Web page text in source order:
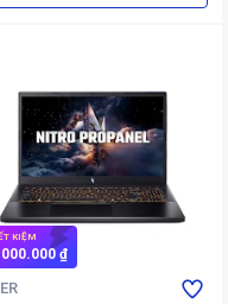
KIỆM
₫